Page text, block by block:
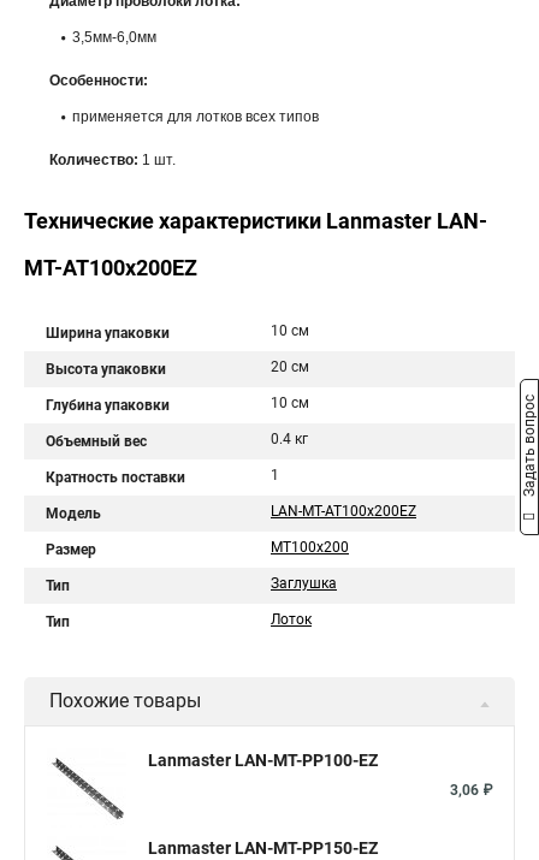
3,5мм-6,0мм
Особенности:
применяется для лотков всех типов
Количество: 1 шт.
Технические характеристики Lanmaster LAN-
MT-AT100x200EZ
Ширина упаковки 10 см
Высота упаковки 20 см
Глубина упаковки 10 см
Объемный вес 0.4 кг
Кратность поставки 1
Модель LAN-MT-AT100x200EZ
Размер MT100x200
Тип Заглушка
Тип Лоток
Похожие товары
Lanmaster LAN-MT-PP100-EZ
3,06 ₽
Lanmaster LAN-MT-PP150-EZ
Задать вопрос